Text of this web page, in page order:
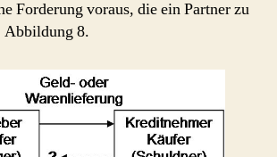
Forderung voraus, die ein Partner zu
8.